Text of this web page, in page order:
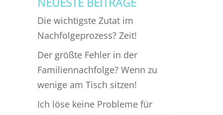
Die wichtigste Zutat im
Nachfolgeprozess? Zeit!
Der größte Fehler in der
Familiennachfolge? Wenn zu
wenige am Tisch sitzen!
Ich löse keine Probleme für